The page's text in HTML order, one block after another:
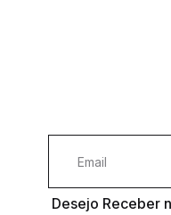
Desejo Receber